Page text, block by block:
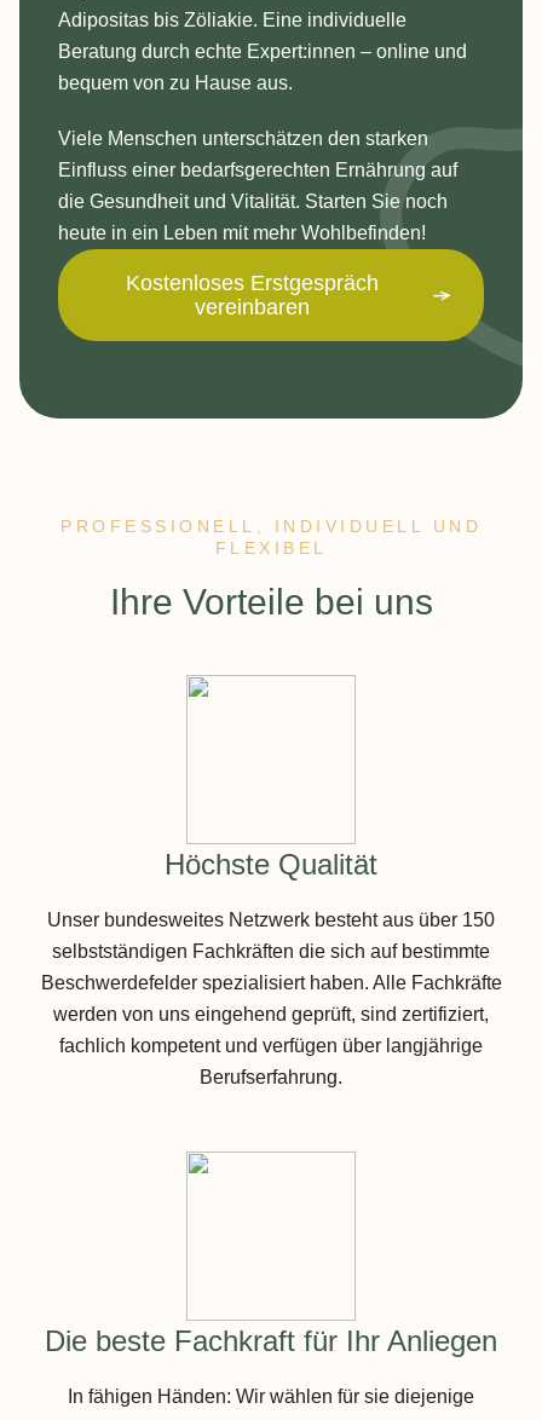
Adipositas bis Zöliakie. Eine individuelle
Beratung durch echte Expert:innen – online und
bequem von zu Hause aus.
Viele Menschen unterschätzen den starken
Einfluss einer bedarfsgerechten Ernährung auf
die Gesundheit und Vitalität. Starten Sie noch
heute in ein Leben mit mehr Wohlbefinden!
Kostenloses Erstgespräch
vereinbaren
PROFESSIONELL, INDIVIDUELL UND
FLEXIBEL
:Ihre Vorteile bei uns
Höchste Qualität
Unser bundesweites Netzwerk besteht aus über 150
selbstständigen Fachkräften die sich auf bestimmte
Beschwerdefelder spezialisiert haben. Alle Fachkräfte
werden von uns eingehend geprüft, sind zertifiziert,
fachlich kompetent und verfügen über langjährige
Berufserfahrung.
Die beste Fachkraft für Ihr Anliegen
In fähigen Händen: Wir wählen für sie diejenige